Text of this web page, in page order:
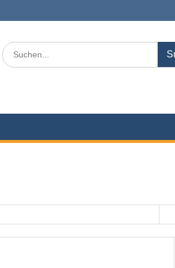
Search
for: